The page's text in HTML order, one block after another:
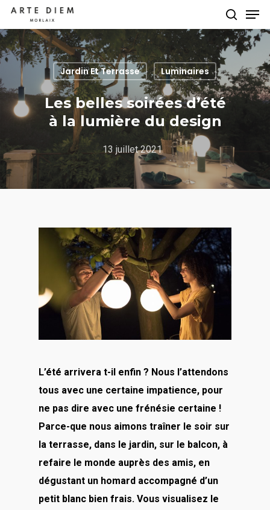
Hit enter to search or ESC to close
Jardin Et Terrasse Luminaires
Les belles soirées d’été
à la lumière du design
13 juillet 2021
L’été arrivera t-il enfin ? Nous l’attendons
tous avec une certaine impatience, pour
ne pas dire avec une frénésie certaine !
Parce-que nous aimons traîner le soir sur
la terrasse, dans le jardin, sur le balcon, à
refaire le monde auprès des amis, en
dégustant un homard accompagné d’un
petit blanc bien frais. Vous visualisez le